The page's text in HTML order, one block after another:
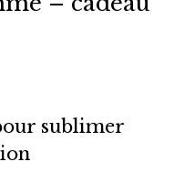
sublimer